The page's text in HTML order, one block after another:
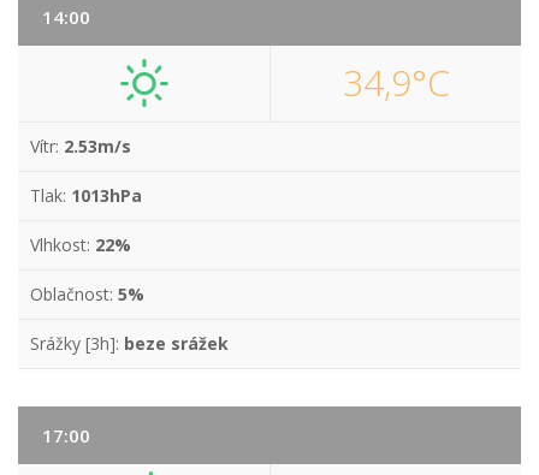
14:00
34,9°C
Vítr: 2.53m/s
Tlak: 1013hPa
Vlhkost: 22%
Oblačnost: 5%
Srážky [3h]: beze srážek
17:00